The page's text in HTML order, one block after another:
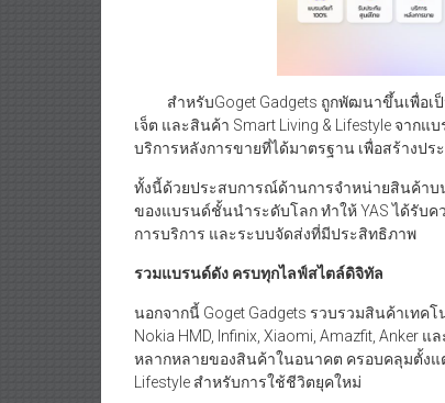
สำหรับGoget Gadgets ถูกพัฒนาขึ้นเพื่อเ
เจ็ต และสินค้า Smart Living & Lifestyle จา
บริการหลังการขายที่ได้มาตรฐาน เพื่อสร้าง
ทั้งนี้ด้วยประสบการณ์ด้านการจำหน่ายสินค้าบ
ของแบรนด์ชั้นนำระดับโลก ทำให้ YAS ได้รับ
การบริการ และระบบจัดส่งที่มีประสิทธิภาพ
รวมแบรนด์ดัง ครบทุกไลฟ์สไตล์ดิจิทัล
นอกจากนี้ Goget Gadgets รวบรวมสินค้าเทค
Nokia HMD, Infinix, Xiaomi, Amazfit,
หลากหลายของสินค้าในอนาคต ครอบคลุมตั้งแ
Lifestyle สำหรับการใช้ชีวิตยุคใหม่